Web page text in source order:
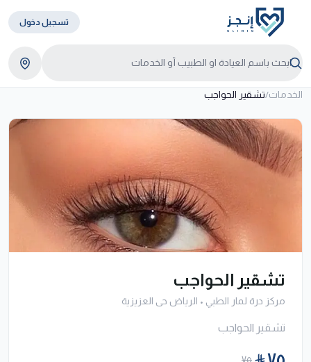
تسجيل دخول
الخدمات/تشقير الحواجب
تشقير الحواجب
مركز درة لمار الطبي • الرياض حى العزيزية
تشقير الحواجب
٧٥